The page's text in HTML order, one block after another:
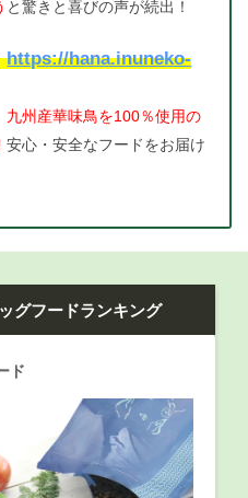
と驚きと喜びの声が続出！
https://hana.inuneko-
九州産華味鳥を100％使用の
安心・安全なフードをお届け
グフードランキング
ド